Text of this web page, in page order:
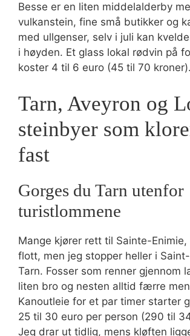
Besse er en liten middelalderby
vulkanstein, fine små butikker og
med ullgenser, selv i juli kan
i høyden. Et glass lokal rødvin på
koster 4 til 6 euro (45 til 70 kroner).
Tarn, Aveyron og
steinbyer som
fast
Gorges du Tarn utenfor
turistlommene
Mange kjører rett til Sainte-
flott, men jeg stopper heller i
Tarn. Fosser som renner gjennom
liten bro og nesten alltid færre
Kanoutleie for et par timer starter
25 til 30 euro per person (290 til
Jeg drar ut tidlig, mens kløften